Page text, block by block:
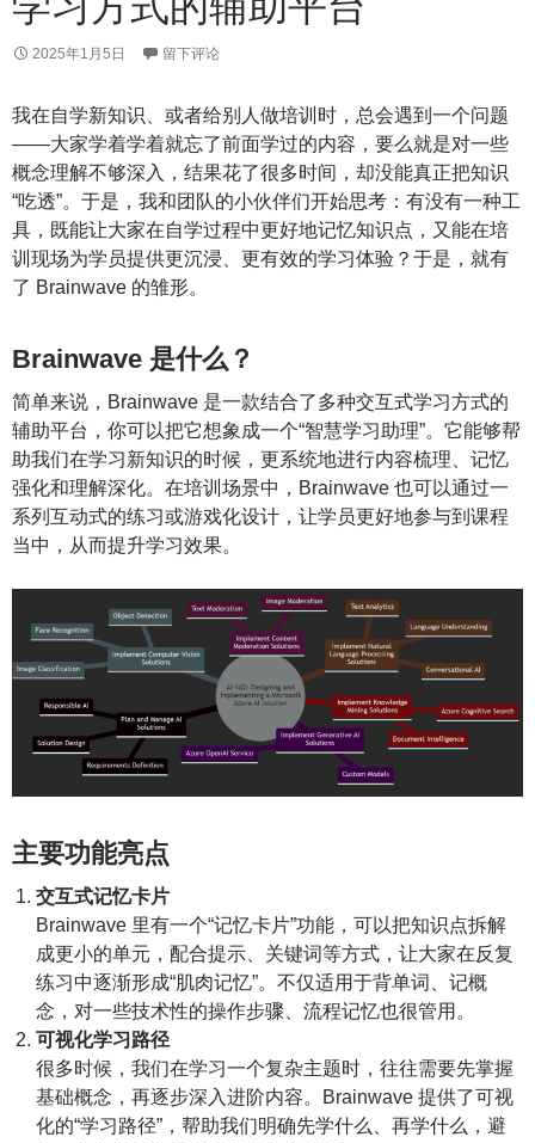
2025年1月5日 留下评论
我在自学新知识、或者给别人做培训时，总会遇到一个问题
——大家学着学着就忘了前面学过的内容，要么就是对一些
概念理解不够深入，结果花了很多时间，却没能真正把知识
“吃透”。于是，我和团队的小伙伴们开始思考：有没有一种工
具，既能让大家在自学过程中更好地记忆知识点，又能在培
训现场为学员提供更沉浸、更有效的学习体验？于是，就有
了 Brainwave 的雏形。
Brainwave 是什么？
简单来说，Brainwave 是一款结合了多种交互式学习方式的
辅助平台，你可以把它想象成一个“智慧学习助理”。它能够帮
助我们在学习新知识的时候，更系统地进行内容梳理、记忆
强化和理解深化。在培训场景中，Brainwave 也可以通过一
系列互动式的练习或游戏化设计，让学员更好地参与到课程
当中，从而提升学习效果。
主要功能亮点
交互式记忆卡片
Brainwave 里有一个“记忆卡片”功能，可以把知识点拆解
成更小的单元，配合提示、关键词等方式，让大家在反复
练习中逐渐形成“肌肉记忆”。不仅适用于背单词、记概
念，对一些技术性的操作步骤、流程记忆也很管用。
可视化学习路径
很多时候，我们在学习一个复杂主题时，往往需要先掌握
基础概念，再逐步深入进阶内容。Brainwave 提供了可视
化的“学习路径”，帮助我们明确先学什么、再学什么，避